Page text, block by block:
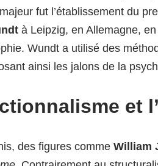
fut l’établissement du
à Leipzig, en Allemagne, en
Wundt a utilisé des
ainsi les jalons de la
et
des figures comme William